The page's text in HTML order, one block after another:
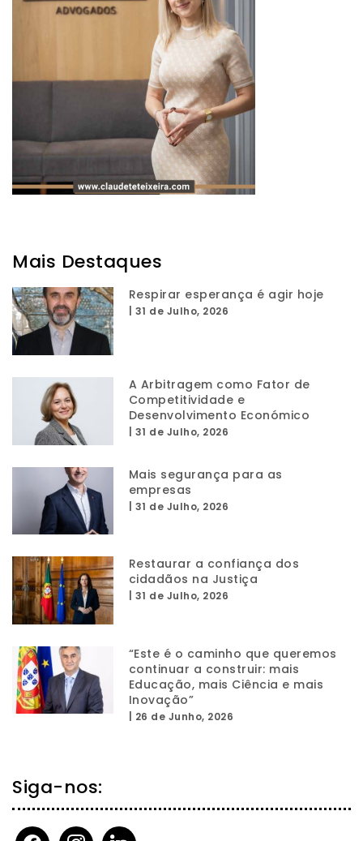
Mais Destaques
Respirar esperança é agir hoje
31 de Julho, 2026
A Arbitragem como Fator de
Competitividade e
Desenvolvimento Económico
31 de Julho, 2026
Mais segurança para as
empresas
31 de Julho, 2026
Restaurar a confiança dos
cidadãos na Justiça
31 de Julho, 2026
“Este é o caminho que queremos
continuar a construir: mais
Educação, mais Ciência e mais
Inovação”
26 de Junho, 2026
Siga-nos:
facebookinstagramlinkedin